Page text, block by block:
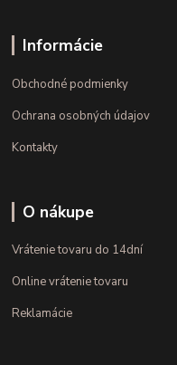
Informácie
Obchodné podmienky
Ochrana osobných údajov
Kontakty
O nákupe
Vrátenie tovaru do 14dní
Online vrátenie tovaru
Reklamácie